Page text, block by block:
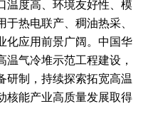
温度高、环境友好性、模
热电联产、稠油热采、
化应用前景广阔。中国华
气冷堆示范工程建设，
研制，持续探索拓宽高温
核能产业高质量发展取得